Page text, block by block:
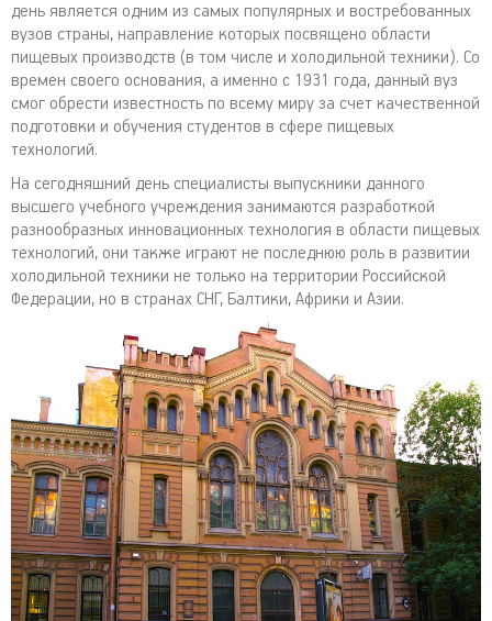
день является одним из самых популярных и востребованных
вузов страны, направление которых посвящено области
пищевых производств (в том числе и холодильной техники). Со
времен своего основания, а именно с 1931 года, данный вуз
смог обрести известность по всему миру за счет качественной
подготовки и обучения студентов в сфере пищевых
технологий.
На сегодняшний день специалисты выпускники данного
высшего учебного учреждения занимаются разработкой
разнообразных инновационных технология в области пищевых
технологий, они также играют не последнюю роль в развитии
холодильной техники не только на территории Российской
Федерации, но в странах СНГ, Балтики, Африки и Азии.